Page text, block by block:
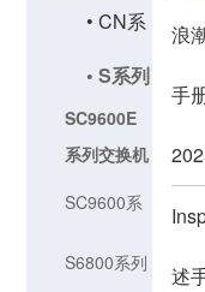
• CN系
列交换
机
• S系列
交换机
SC9600E
系列交换机
SC9600系
列交换机
S6800系列
浪
手
述